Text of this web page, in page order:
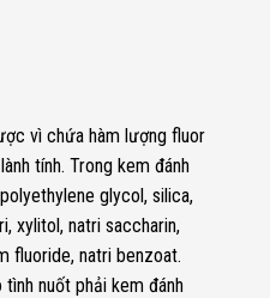
vì chứa hàm lượng fluor
tính. Trong kem đánh
glycol, silica,
xylitol, natri saccharin,
fluoride, natri benzoat.
nuốt phải kem đánh